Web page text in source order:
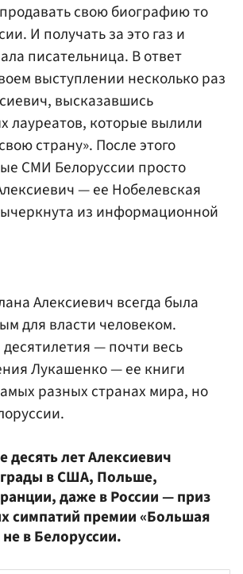
свою биографию то
И получать за это газ и
писательница. В ответ
выступлении несколько раз
высказавшись
лауреатов, которые вылили
страну». После этого
СМИ Белоруссии просто
— ее Нобелевская
из информационной
Алексиевич всегда была
для власти человеком.
— почти весь
Лукашенко — ее книги
разных странах мира, но
десять лет Алексиевич
в США, Польше,
даже в России — приз
симпатий премии «Большая
в Белоруссии.